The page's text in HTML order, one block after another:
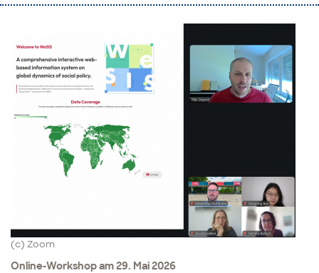
(c) Zoom
Online-Workshop am 29. Mai 2026